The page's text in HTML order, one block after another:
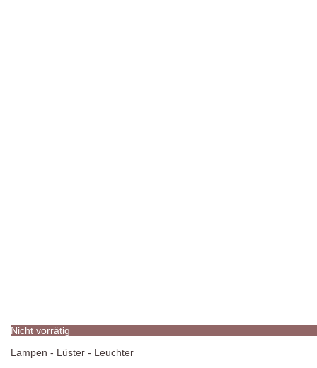
Nicht vorrätig
Lampen - Lüster - Leuchter